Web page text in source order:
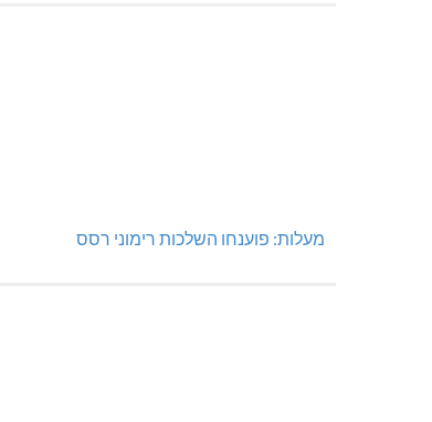
מעלות: פוענחו השלכות רימוני רסס